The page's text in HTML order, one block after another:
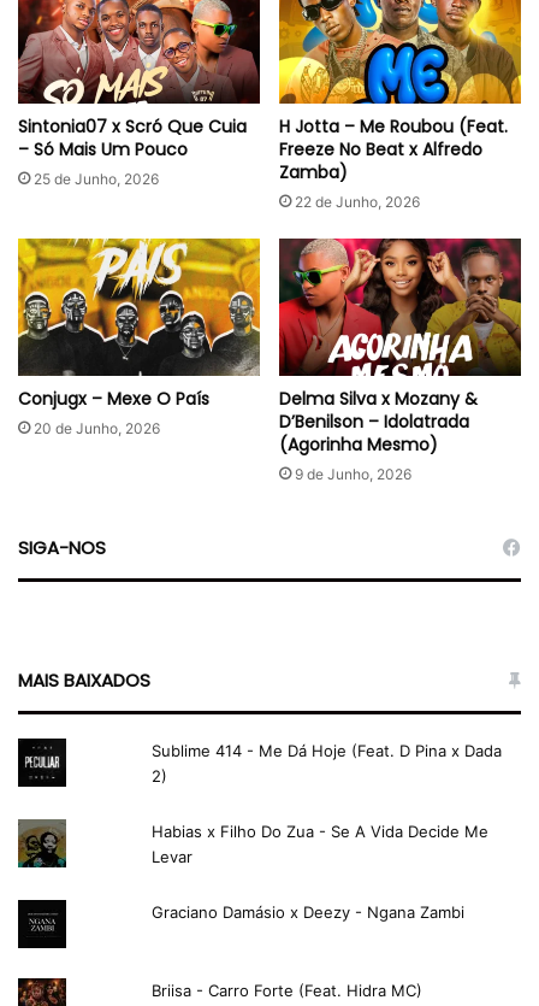
Sintonia07 x Scró Que Cuia
– Só Mais Um Pouco
25 de Junho, 2026
H Jotta – Me Roubou (Feat.
Freeze No Beat x Alfredo
Zamba)
22 de Junho, 2026
Conjugx – Mexe O País
20 de Junho, 2026
Delma Silva x Mozany &
D’Benilson – Idolatrada
(Agorinha Mesmo)
9 de Junho, 2026
SIGA-NOS
MAIS BAIXADOS
Sublime 414 - Me Dá Hoje (Feat. D Pina x Dada
2)
Habias x Filho Do Zua - Se A Vida Decide Me
Levar
Graciano Damásio x Deezy - Ngana Zambi
Briisa - Carro Forte (Feat. Hidra MC)